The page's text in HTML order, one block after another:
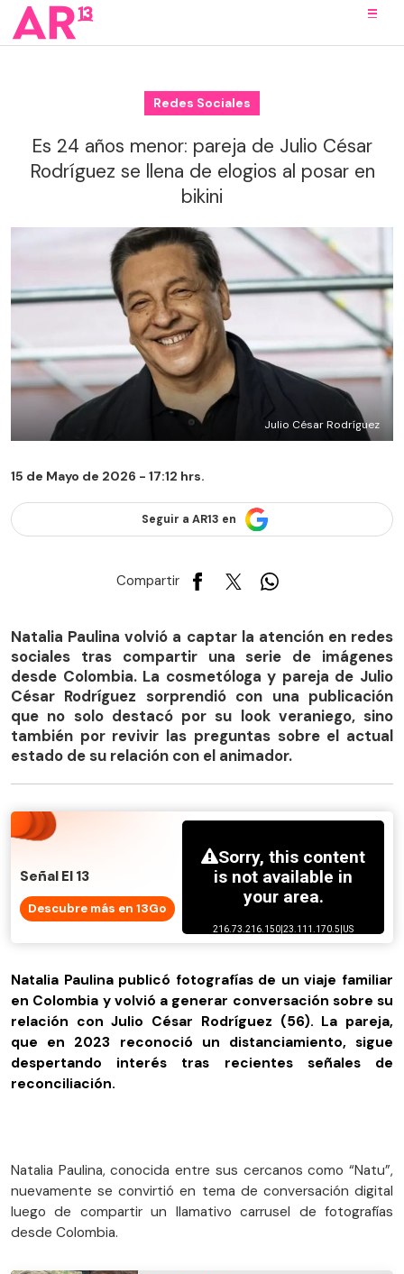
Redes Sociales
Es 24 años menor: pareja de Julio César
Rodríguez se llena de elogios al posar en
bikini
Julio César Rodríguez
15 de Mayo de 2026 - 17:12 hrs.
Seguir a AR13 en
Compartir
Natalia Paulina volvió a captar la atención en redes
sociales tras compartir una serie de imágenes
desde Colombia. La cosmetóloga y pareja de Julio
César Rodríguez sorprendió con una publicación
que no solo destacó por su look veraniego, sino
también por revivir las preguntas sobre el actual
estado de su relación con el animador.
Señal El 13
Descubre más en 13Go
Natalia Paulina publicó fotografías de un viaje familiar
en Colombia y volvió a generar conversación sobre su
relación con Julio César Rodríguez (56). La pareja,
que en 2023 reconoció un distanciamiento, sigue
despertando interés tras recientes señales de
reconciliación.
Natalia Paulina, conocida entre sus cercanos como “Natu”,
nuevamente se convirtió en tema de conversación digital
luego de compartir un llamativo carrusel de fotografías
desde Colombia.